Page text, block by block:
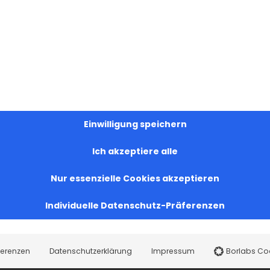
Einwilligung speichern
Ich akzeptiere alle
Nur essenzielle Cookies akzeptieren
Individuelle Datenschutz-Präferenzen
Datenschutzerklärung Impressum Borlabs